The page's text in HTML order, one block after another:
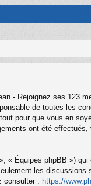
- Rejoignez ses 123
de toutes les
pour que vous en
ont été
« Équipes phpBB »)
les
consulter : https://